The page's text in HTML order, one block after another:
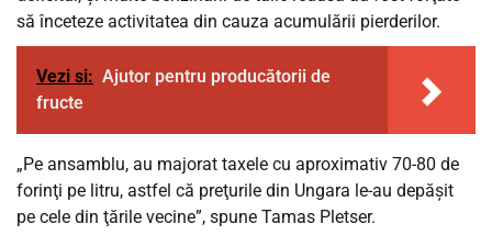
să înceteze activitatea din cauza acumulării pierderilor.
Vezi si: Ajutor pentru producătorii de
fructe
„Pe ansamblu, au majorat taxele cu aproximativ 70-80 de
forinţi pe litru, astfel că preţurile din Ungara le-au depăşit
pe cele din ţările vecine”, spune Tamas Pletser.